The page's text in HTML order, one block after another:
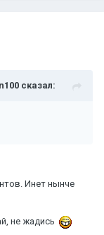
сказал:
Инет нынче
не жадись